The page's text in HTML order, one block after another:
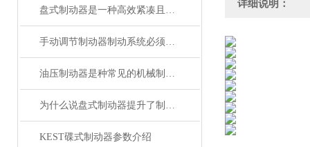
盘式制动器是一种高效紧凑且散热性能好的制动系统
手动调节制动器制动系统必须具备的功能
油压制动器是种常见的机械制动装置
为什么说盘式制动器提升了制动安全性？
KEST碟式制动器参数介绍
详细说明：